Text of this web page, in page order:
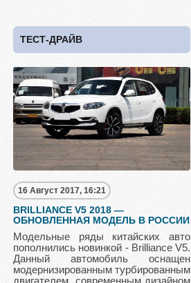
UAZ Vauxhall Volkswagen
Volvo Zotye
ТЕСТ-ДРАЙВ
16 Август 2017, 16:21
BRILLIANCE V5 2018 —
ОБНОВЛЕННАЯ МОДЕЛЬ В РОССИИ
Модельные ряды китайских авто
пополнились новинкой - Brilliance V5.
Данный автомобиль оснащен
модернизированным турбированным
двигателем, современным дизайном